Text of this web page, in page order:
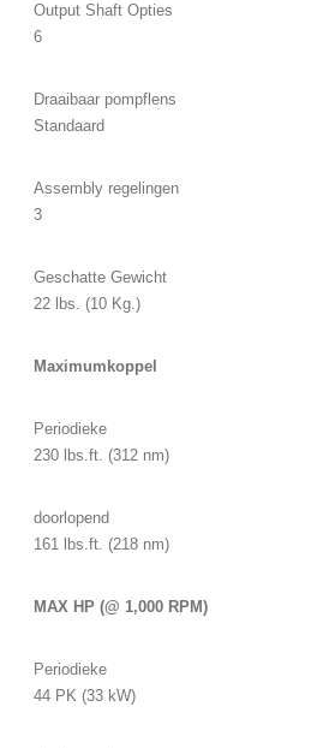
Output Shaft Opties
6
Draaibaar pompflens
Standaard
Assembly regelingen
3
Geschatte Gewicht
22 lbs. (10 Kg.)
Maximumkoppel
Periodieke
230 lbs.ft. (312 nm)
doorlopend
161 lbs.ft. (218 nm)
MAX HP (@ 1,000 RPM)
Periodieke
44 PK (33 kW)